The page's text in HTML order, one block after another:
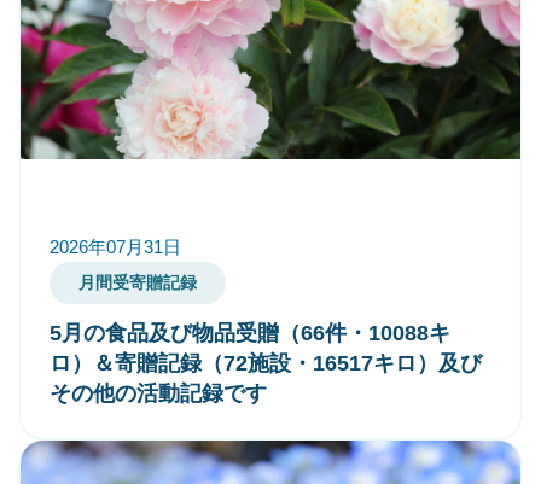
2026年07月31日
月間受寄贈記録
5月の食品及び物品受贈（66件・10088キ
ロ）＆寄贈記録（72施設・16517キロ）及び
その他の活動記録です